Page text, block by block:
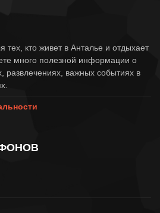
тех, кто живет в Анталье и отдыхает
много полезной информации о
развлечениях, важных событиях в